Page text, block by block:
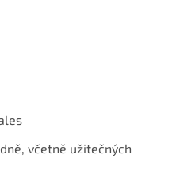
včetně užitečných